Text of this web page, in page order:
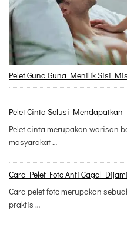
Pelet Guna Guna Menilik Sisi
Pelet Cinta Solusi Mendapatkan
Pelet cinta merupakan warisan
masyarakat …
Cara Pelet Foto Anti Gagal
Cara pelet foto merupakan
praktis …